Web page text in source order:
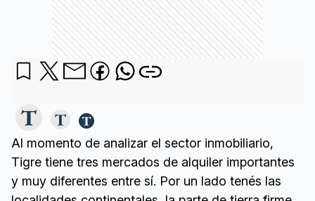
Al momento de analizar el sector inmobiliario,
Tigre tiene tres mercados de alquiler importantes
y muy diferentes entre sí. Por un lado tenés las